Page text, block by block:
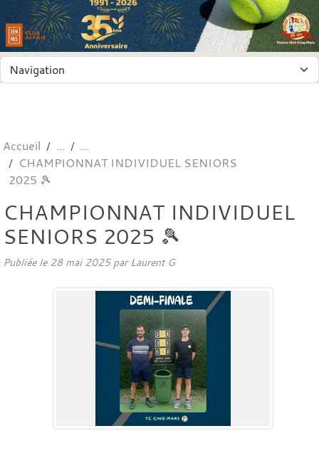
Accueil
CHAMPIONNAT INDIVIDUEL SENIORS
2025 🎾
CHAMPIONNAT INDIVIDUEL
SENIORS 2025 🎾
Publiée le 28 mai 2025par Laurent G
Panneau de gestion des cookies